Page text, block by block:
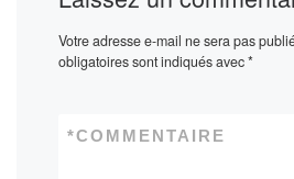
Votre adresse e-mail ne sera pas
obligatoires sont indiqués avec*
COMMENTAIRE
*